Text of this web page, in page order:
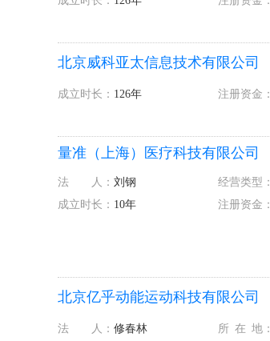
北京威科亚太信息技术有限公司
成立时长： 126年 注册资金：
量准（上海）医疗科技有限公司
法 人： 刘钢
成立时长： 10年
经营类型：
注册资金：
北京亿乎动能运动科技有限公司
法 人： 修春林 所 在 地：